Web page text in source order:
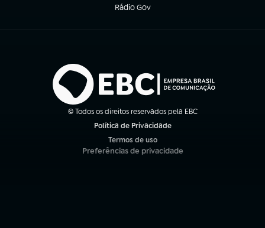
Rádio Gov
(abre em nova aba)
© Todos os direitos reservados pela EBC
Política de Privacidade
Termos de uso
(abre em nova aba)
Preferências de privacidade